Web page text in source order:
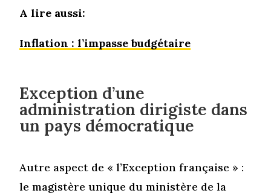
A lire aussi:
Inflation : l’impasse budgétaire
Exception d’une
administration dirigiste dans
un pays démocratique
Autre aspect de « l’Exception française » :
le magistère unique du ministère de la